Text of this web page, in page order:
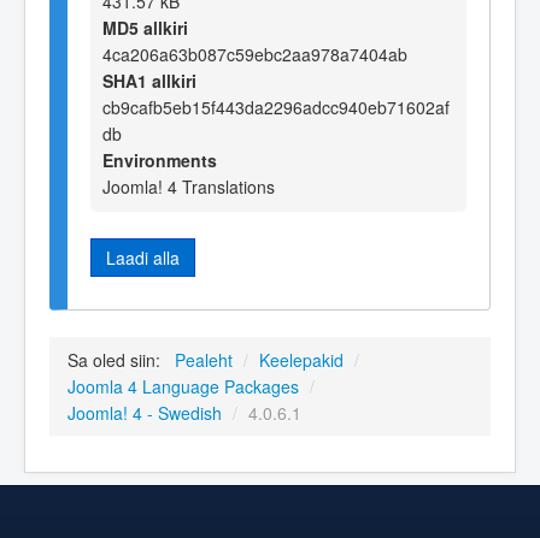
MD5 allkiri
4ca206a63b087c59ebc2aa978a7404ab
SHA1 allkiri
cb9cafb5eb15f443da2296adcc940eb71602af
db
Environments
Joomla! 4 Translations
Laadi alla
Sa oled siin: Pealeht / Keelepakid /
Joomla 4 Language Packages /
Joomla! 4 - Swedish / 4.0.6.1